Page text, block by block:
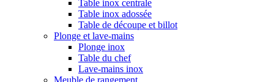
Table inox centrale
Table inox adossée
Table de découpe et billot
Plonge et lave-mains
Plonge inox
Table du chef
Lave-mains inox
Meuble de rangement